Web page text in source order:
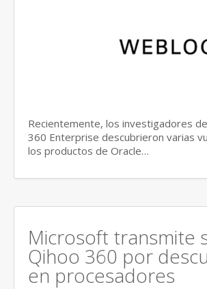
Recientemente, los investigadores
360 Enterprise descubrieron varias
los productos de Oracle…
Microsoft transmite
Qihoo 360 por
en procesadores